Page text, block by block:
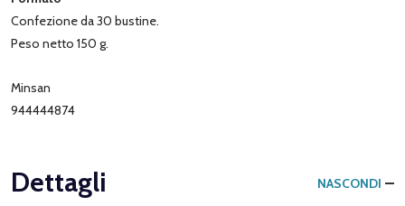
Confezione da 30 bustine.
Peso netto 150 g.
Minsan
944444874
Dettagli NASCONDI